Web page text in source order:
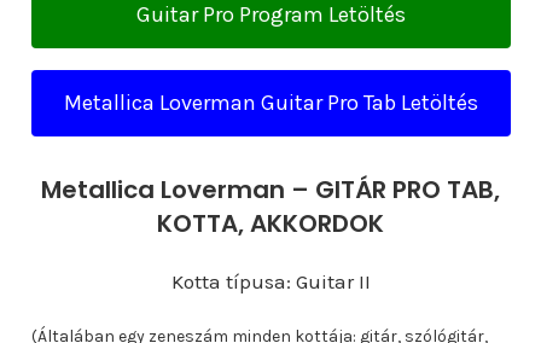
Guitar Pro Program Letöltés
Metallica Loverman Guitar Pro Tab Letöltés
Metallica Loverman – GITÁR PRO TAB,
KOTTA, AKKORDOK
Kotta típusa: Guitar II
(Általában egy zeneszám minden kottája: gitár, szólógitár,